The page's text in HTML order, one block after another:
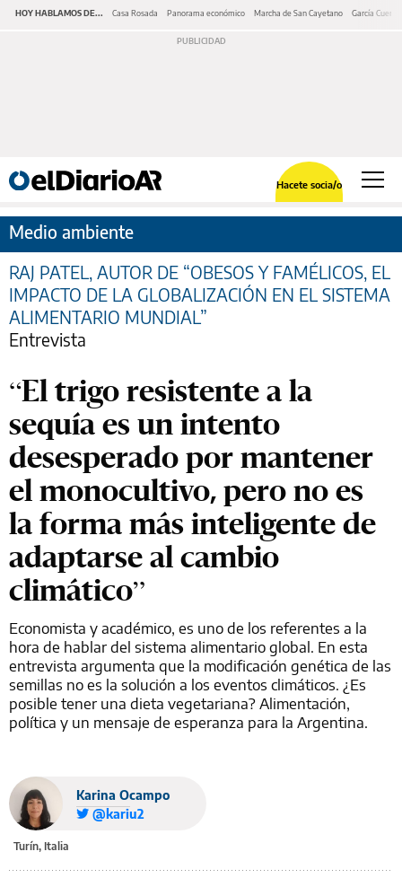
HOY HABLAMOS DE... Casa Rosada Panorama económico Marcha de San Cayetano García Cuerva
Hacete socia/o
Medio ambiente
RAJ PATEL, AUTOR DE “OBESOS Y FAMÉLICOS, EL
IMPACTO DE LA GLOBALIZACIÓN EN EL SISTEMA
ALIMENTARIO MUNDIAL”
Entrevista
“El trigo resistente a la
sequía es un intento
desesperado por mantener
el monocultivo, pero no es
la forma más inteligente de
adaptarse al cambio
climático”
Economista y académico, es uno de los referentes a la
hora de hablar del sistema alimentario global. En esta
entrevista argumenta que la modificación genética de las
semillas no es la solución a los eventos climáticos. ¿Es
posible tener una dieta vegetariana? Alimentación,
política y un mensaje de esperanza para la Argentina.
Karina Ocampo
@kariu2
Turín, Italia